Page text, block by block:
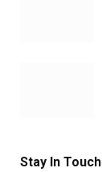
Stay In Touch